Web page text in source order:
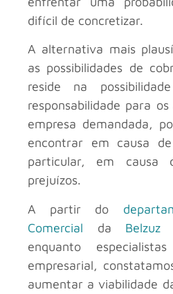
difícil de concretizar.
A alternativa mais
as possibilidades de
reside na
responsabilidade para
empresa demandada,
encontrar em causa
particular, em causa
prejuízos.
A partir do
Comercial da Belzuz
enquanto
empresarial,
aumentar a viabilidade